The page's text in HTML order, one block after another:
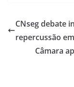
CNseg debate
repercussão
Câmara